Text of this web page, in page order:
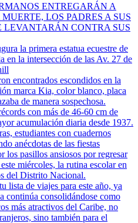
ENTREGARÁN A
LOS PADRES A SUS
LEVANTARÁN CONTRA SUS
la primera estatua ecuestre de
en la intersección de las Av. 27 de
encontrados escondidos en la
marca Kia, color blanco, placa
de manera sospechosa.
con más de 46-60 cm de
acumulación diaria desde 1937.
estudiantes con cuadernos
anécdotas de las fiestas
los pasillos ansiosos por regresar
miércoles, la rutina escolar en
del Distrito Nacional.
lista de viajes para este año, ya
continúa consolidándose como
más atractivos del Caribe, no
sino también para el